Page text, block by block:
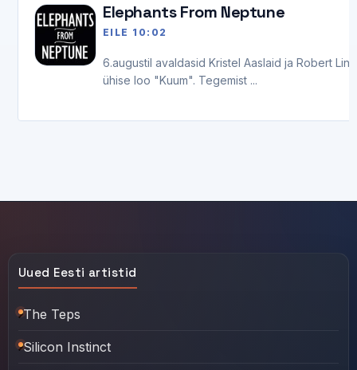
EILE 10:02
Elephants From Neptune
6.augustil avaldasid Kristel Aaslaid ja Robert
ühise loo "Kuum". Tegemist ...
Uued Eesti artistid
The Teps
Silicon Instinct